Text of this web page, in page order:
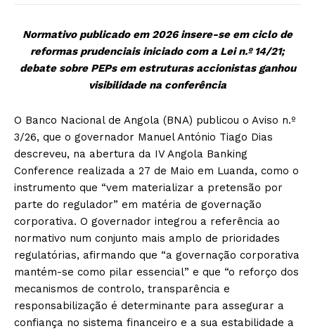
Normativo publicado em 2026 insere-se em ciclo de
reformas prudenciais iniciado com a Lei n.º 14/21;
debate sobre PEPs em estruturas accionistas ganhou
visibilidade na conferência
O Banco Nacional de Angola (BNA) publicou o Aviso n.º
3/26, que o governador Manuel António Tiago Dias
descreveu, na abertura da IV Angola Banking
Conference realizada a 27 de Maio em Luanda, como o
instrumento que “vem materializar a pretensão por
parte do regulador” em matéria de governação
corporativa. O governador integrou a referência ao
normativo num conjunto mais amplo de prioridades
regulatórias, afirmando que “a governação corporativa
mantém-se como pilar essencial” e que “o reforço dos
mecanismos de controlo, transparência e
responsabilização é determinante para assegurar a
confiança no sistema financeiro e a sua estabilidade a